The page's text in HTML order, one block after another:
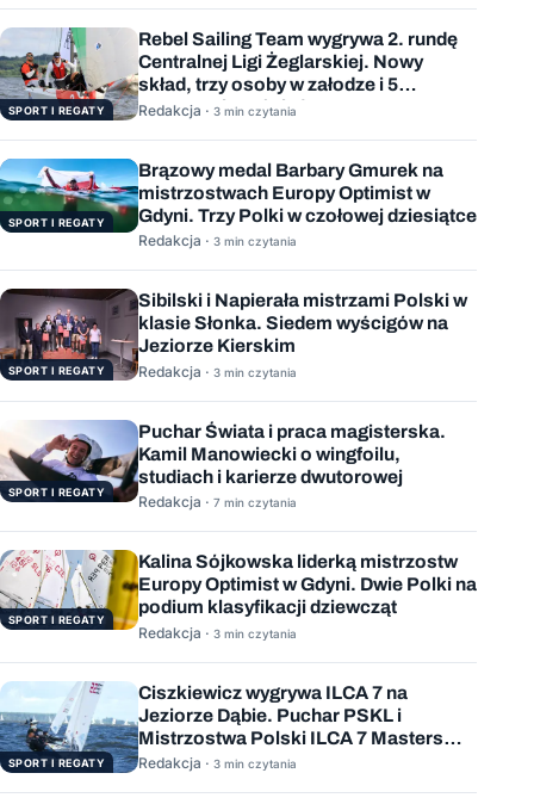
SPORT I REGATY
Rebel Sailing Team wygrywa 2. rundę
Centralnej Ligi Żeglarskiej. Nowy
skład, trzy osoby w załodze i 5
wygranych wyścigów
Redakcja · 3 min czytania
SPORT I REGATY
Brązowy medal Barbary Gmurek na
mistrzostwach Europy Optimist w
Gdyni. Trzy Polki w czołowej dziesiątce
Redakcja · 3 min czytania
SPORT I REGATY
Sibilski i Napierała mistrzami Polski w
klasie Słonka. Siedem wyścigów na
Jeziorze Kierskim
Redakcja · 3 min czytania
SPORT I REGATY
Puchar Świata i praca magisterska.
Kamil Manowiecki o wingfoilu,
studiach i karierze dwutorowej
Redakcja · 7 min czytania
SPORT I REGATY
Kalina Sójkowska liderką mistrzostw
Europy Optimist w Gdyni. Dwie Polki na
podium klasyfikacji dziewcząt
Redakcja · 3 min czytania
SPORT I REGATY
Ciszkiewicz wygrywa ILCA 7 na
Jeziorze Dąbie. Puchar PSKL i
Mistrzostwa Polski ILCA 7 Masters
rozstrzygnięte
Redakcja · 3 min czytania